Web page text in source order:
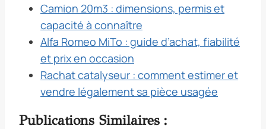
Camion 20m3 : dimensions, permis et
capacité à connaître
Alfa Romeo MiTo : guide d’achat, fiabilité
et prix en occasion
Rachat catalyseur : comment estimer et
vendre légalement sa pièce usagée
Publications Similaires :